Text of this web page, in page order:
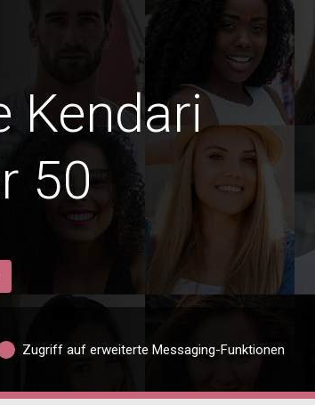
Kendari
50
Zugriff auf erweiterte Messaging-Funktionen